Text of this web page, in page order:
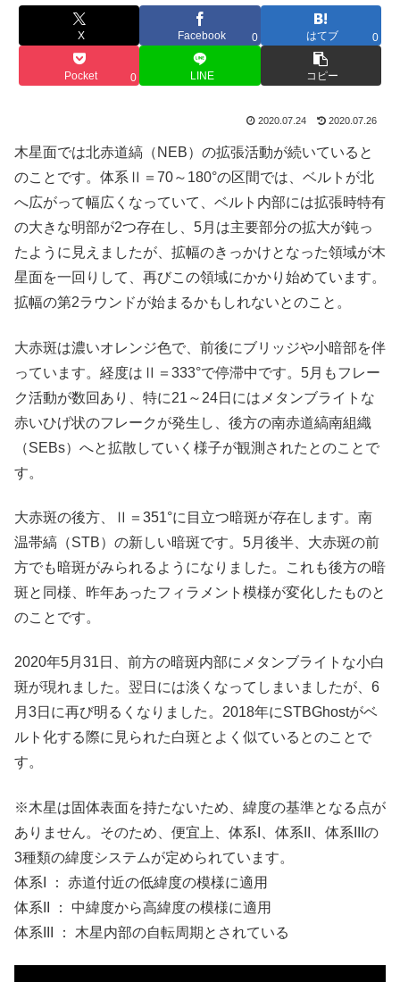
X Facebook 0 はてブ 0
Pocket 0 LINE コピー
2020.07.24 2020.07.26
木星面では北赤道縞（NEB）の拡張活動が続いていると
のことです。体系Ⅱ＝70～180°の区間では、ベルトが北
へ広がって幅広くなっていて、ベルト内部には拡張時特有
の大きな明部が2つ存在し、5月は主要部分の拡大が鈍っ
たように見えましたが、拡幅のきっかけとなった領域が木
星面を一回りして、再びこの領域にかかり始めています。
拡幅の第2ラウンドが始まるかもしれないとのこと。
大赤斑は濃いオレンジ色で、前後にブリッジや小暗部を伴
っています。経度はⅡ＝333°で停滞中です。5月もフレー
ク活動が数回あり、特に21～24日にはメタンブライトな
赤いひげ状のフレークが発生し、後方の南赤道縞南組織
（SEBs）へと拡散していく様子が観測されたとのことで
す。
大赤斑の後方、Ⅱ＝351°に目立つ暗斑が存在します。南
温帯縞（STB）の新しい暗斑です。5月後半、大赤斑の前
方でも暗斑がみられるようになりました。これも後方の暗
斑と同様、昨年あったフィラメント模様が変化したものと
のことです。
2020年5月31日、前方の暗斑内部にメタンブライトな小白
斑が現れました。翌日には淡くなってしまいましたが、6
月3日に再び明るくなりました。2018年にSTBGhostがベ
ルト化する際に見られた白斑とよく似ているとのことで
す。
※木星は固体表面を持たないため、緯度の基準となる点が
ありません。そのため、便宜上、体系I、体系II、体系IIIの
3種類の緯度システムが定められています。
体系I ： 赤道付近の低緯度の模様に適用
体系II ： 中緯度から高緯度の模様に適用
体系III ： 木星内部の自転周期とされている